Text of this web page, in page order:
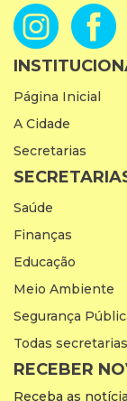
Página Inicial
A Cidade
Secretarias
Saúde
Finanças
Educação
Meio Ambiente
Segurança
Todas secretarias
RECEBER
Receba as